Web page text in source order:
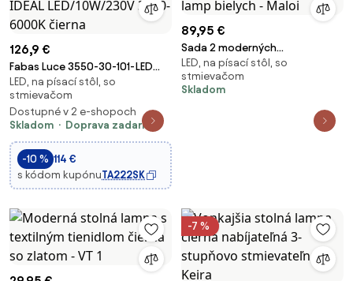
126,9 €
Fabas Luce 3550-30-101-LED
Stmievateľná lampa IDEAL
LED/10W/230V 3000-6000K
čierna
LED, na písací stôl, so
stmievačom
Dostupné v 2 e-shopoch
Skladom
Doprava zadarmo
-10 % 114 €
s kódom kupónuTA222SK
89,95 €
Sada 2 moderných
nabíjateľných stolových lamp
bielych - Maloi
LED, na písací stôl, so
stmievačom
Skladom
-7 %